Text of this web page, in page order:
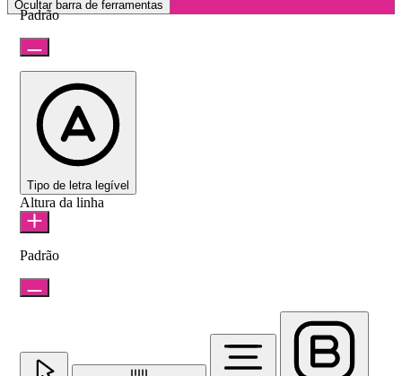
Ocultar barra de ferramentas
Padrão
Tipo de letra legível
Altura da linha
Padrão